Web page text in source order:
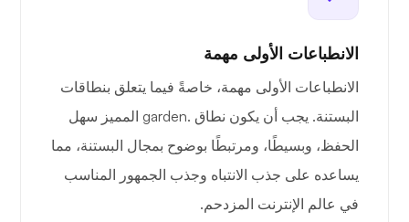
الانطباعات الأولى مهمة
الانطباعات الأولى مهمة، خاصةً فيما يتعلق بنطاقات
البستنة. يجب أن يكون نطاق .garden المميز سهل
الحفظ، وبسيطًا، ومرتبطًا بوضوح بمجال البستنة، مما
يساعده على جذب الانتباه وجذب الجمهور المناسب
في عالم الإنترنت المزدحم.